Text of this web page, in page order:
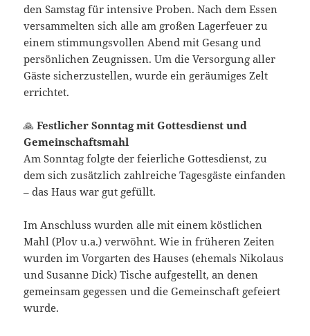
den Samstag für intensive Proben. Nach dem Essen
versammelten sich alle am großen Lagerfeuer zu
einem stimmungsvollen Abend mit Gesang und
persönlichen Zeugnissen. Um die Versorgung aller
Gäste sicherzustellen, wurde ein geräumiges Zelt
errichtet.
🙏Festlicher Sonntag mit Gottesdienst und
Gemeinschaftsmahl
Am Sonntag folgte der feierliche Gottesdienst, zu
dem sich zusätzlich zahlreiche Tagesgäste einfanden
– das Haus war gut gefüllt.
Im Anschluss wurden alle mit einem köstlichen
Mahl (Plov u.a.) verwöhnt. Wie in früheren Zeiten
wurden im Vorgarten des Hauses (ehemals Nikolaus
und Susanne Dick) Tische aufgestellt, an denen
gemeinsam gegessen und die Gemeinschaft gefeiert
wurde.